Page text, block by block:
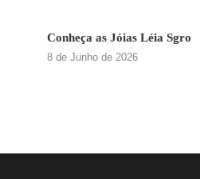
Conheça as Jóias Léia Sgro
8 de Junho de 2026